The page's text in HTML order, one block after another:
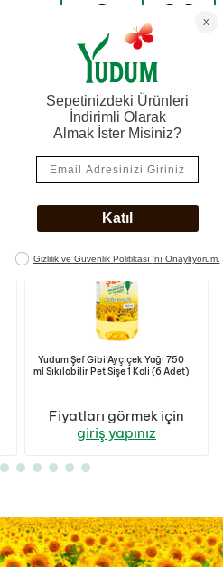
Ürünler
YENI
Yudum Şef Gibi Ayçiçek Yağı 750
ml Sıkılabilir Pet Sişe 1 Koli (6 Adet)
Fiyatları görmek için
giriş yapınız